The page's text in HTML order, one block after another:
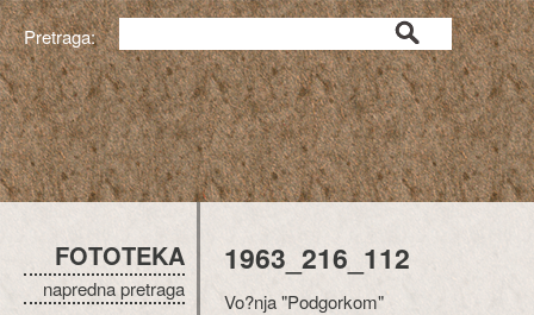
Pretraga:
FOTOTEKA
napredna pretraga
1963_216_112
Vo?nja "Podgorkom"